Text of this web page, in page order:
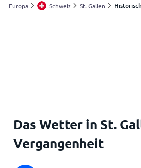
Österreich
Europa Schweiz St. Gallen Historisch
Das Wetter in St.
Vergangenheit